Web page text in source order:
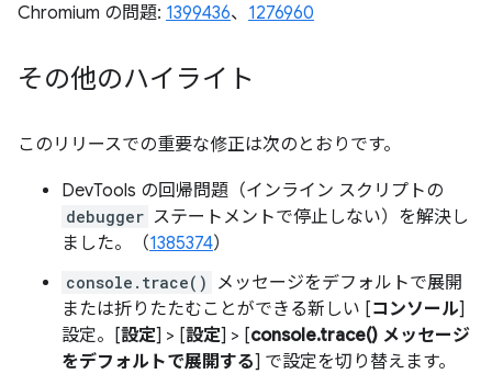
Chromium の問題: 1399436、 1276960
その他のハイライト
このリリースでの重要な修正は次のとおりです。
DevTools の回帰問題（インライン スクリプトの
debugger ステートメントで停止しない）を解決し
ました。（1385374）
console.trace()
メッセージをデフォルトで展開
または折りたたむことができる新しい [コンソール]
設定。[設定] > [設定] > [console.trace() メッセージ
をデフォルトで展開する] で設定を切り替えます。